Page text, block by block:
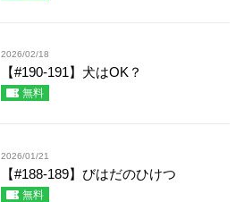
2026/02/18
【#190-191】犬はOK？
無料
2026/01/21
【#188-189】びはだのひけつ
無料